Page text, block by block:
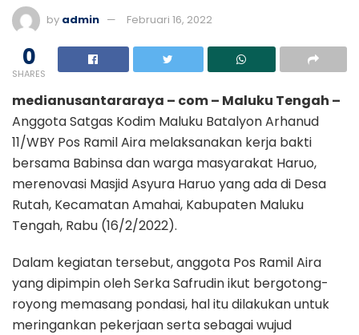
by admin Februari 16, 2022
0
SHARES
medianusantararaya – com – Maluku Tengah –
Anggota Satgas Kodim Maluku Batalyon Arhanud
11/WBY Pos Ramil Aira melaksanakan kerja bakti
bersama Babinsa dan warga masyarakat Haruo,
merenovasi Masjid Asyura Haruo yang ada di Desa
Rutah, Kecamatan Amahai, Kabupaten Maluku
Tengah, Rabu (16/2/2022).
Dalam kegiatan tersebut, anggota Pos Ramil Aira
yang dipimpin oleh Serka Safrudin ikut bergotong-
royong memasang pondasi, hal itu dilakukan untuk
meringankan pekerjaan serta sebagai wujud